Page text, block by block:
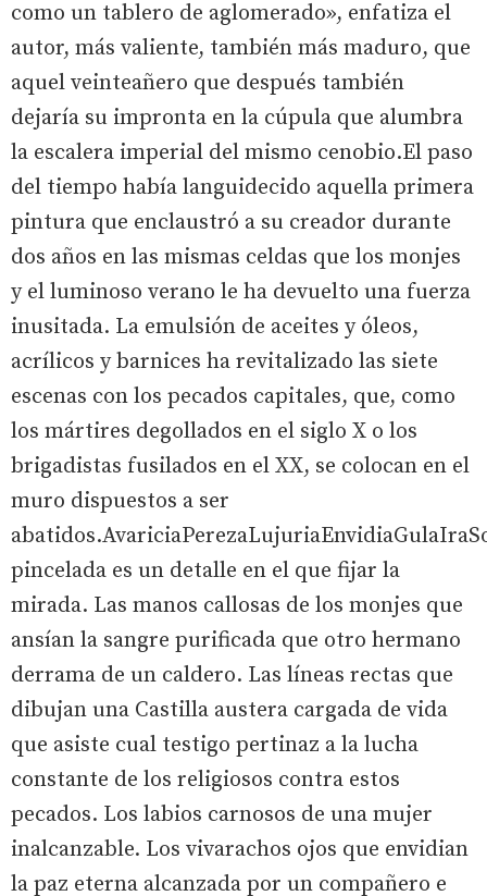
como un tablero de aglomerado», enfatiza el
autor, más valiente, también más maduro, que
aquel veinteañero que después también
dejaría su impronta en la cúpula que alumbra
la escalera imperial del mismo cenobio.El paso
del tiempo había languidecido aquella primera
pintura que enclaustró a su creador durante
dos años en las mismas celdas que los monjes
y el luminoso verano le ha devuelto una fuerza
inusitada. La emulsión de aceites y óleos,
acrílicos y barnices ha revitalizado las siete
escenas con los pecados capitales, que, como
los mártires degollados en el siglo X o los
brigadistas fusilados en el XX, se colocan en el
muro dispuestos a ser
pincelada es un detalle en el que fijar la
mirada. Las manos callosas de los monjes que
ansían la sangre purificada que otro hermano
derrama de un caldero. Las líneas rectas que
dibujan una Castilla austera cargada de vida
que asiste cual testigo pertinaz a la lucha
constante de los religiosos contra estos
pecados. Los labios carnosos de una mujer
inalcanzable. Los vivarachos ojos que envidian
la paz eterna alcanzada por un compañero e